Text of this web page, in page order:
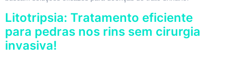
Litotripsia: Tratamento eficiente
para pedras nos rins sem cirurgia
invasiva!